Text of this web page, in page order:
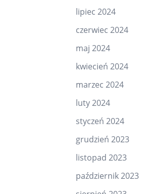
lipiec 2024
czerwiec 2024
maj 2024
kwiecień 2024
marzec 2024
luty 2024
styczeń 2024
grudzień 2023
listopad 2023
październik 2023